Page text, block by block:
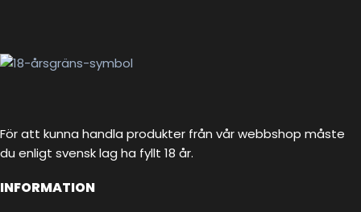
För att kunna handla produkter från vår webbshop måste
du enligt svensk lag ha fyllt 18 år.
INFORMATION